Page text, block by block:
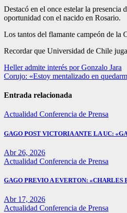
Destacó en el once estelar la presencia
oportunidad con el nacido en Rosario.
Los tantos del flamante campeón de la
Recordar que Universidad de Chile
Navegación
de
entradas
Heller admite interés por Gonzalo Jara
Corujo: «Estoy mentalizado en
Entrada relacionada
Actualidad Conferencia de Prensa
GAGO POST VICTORIA ANTE LA UC:
Abr 26, 2026
Actualidad Conferencia de Prensa
GAGO PREVIO A EVERTON: «CHARLES
Abr 17, 2026
Actualidad Conferencia de Prensa